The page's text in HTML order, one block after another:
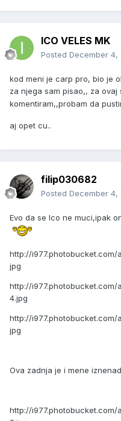
ICO VELES MK
Posted December 4,
kod meni je carp pro, bio je
za njega sam pisao,, za
komentiram,,probam da
aj opet cu..
filip030682
Posted December 4,
Evo da se Ico ne muci,ipak
http://i977.photobucket.com/
jpg
http://
4.jpg
http://i977.photobucket.com/
jpg
Ova zadnja je i mene
http://